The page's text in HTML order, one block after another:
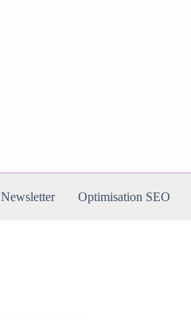
Newsletter Optimisation SEO